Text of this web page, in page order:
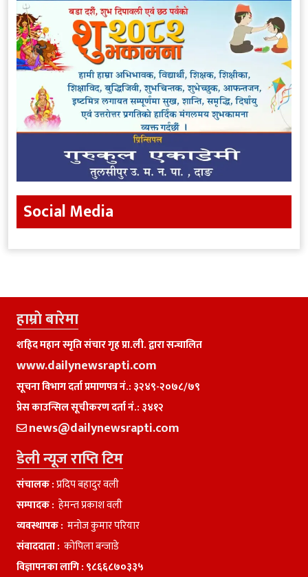
Social Media
हाम्राे बारेमा
शहिद महान स्मृति संचार गृह प्रा.ली. द्वारा सन्चालित
www.dailynewsrapti.com
सूचना विभाग दर्ता प्रमाणपत्र नं.: ३२४९-२०७८/७९
प्रेस काउन्सिल सूचीकरण दर्ता नं.: ३४१२
news@dailynewsrapti.com
डेली न्यूज राप्ति टिम
संचालक :प्रदिप बहादुर वली
सम्पादक : हेमन्त प्रकाश वली
व्यवस्थापक : मनाेज कुमार परियार
संवाददाता : काेपिला बन्जाडे
विज्ञापनका लागि : ९८६६८७०३३५